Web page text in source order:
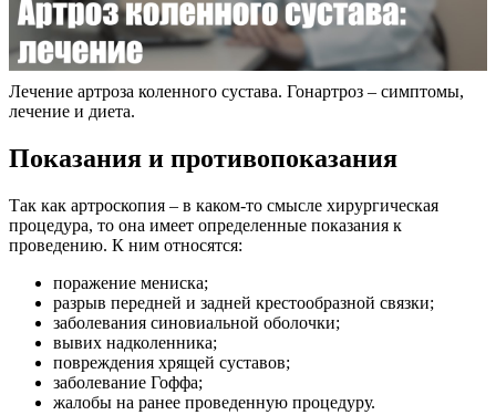
Лечение артроза коленного сустава. Гонартроз – симптомы,
лечение и диета.
Показания и противопоказания
Так как артроскопия – в каком-то смысле хирургическая
процедура, то она имеет определенные показания к
проведению. К ним относятся:
поражение мениска;
разрыв передней и задней крестообразной связки;
заболевания синовиальной оболочки;
вывих надколенника;
повреждения хрящей суставов;
заболевание Гоффа;
жалобы на ранее проведенную процедуру.